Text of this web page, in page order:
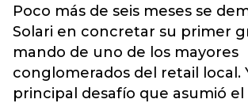
Poco más de seis meses se
Solari en concretar su primer
mando de uno de los mayores
conglomerados del retail local.
principal desafío que asumió